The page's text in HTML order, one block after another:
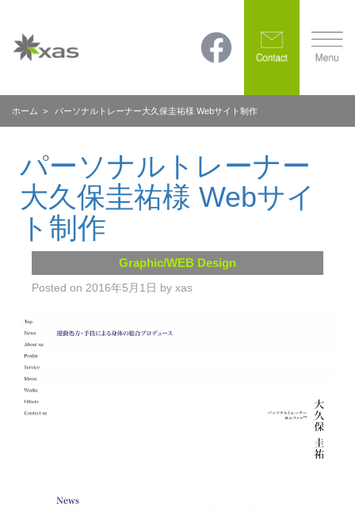
ホーム > パーソナルトレーナー大久保圭祐様 Webサイト制作
パーソナルトレーナー
大久保圭祐様 Webサイ
ト制作
Graphic/WEB Design
Posted on 2016年5月1日 by xas